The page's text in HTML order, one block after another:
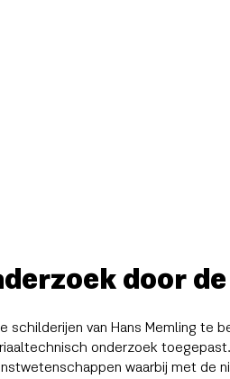
door
schilderijen van Hans Memling te
onderzoek
waarbij met de